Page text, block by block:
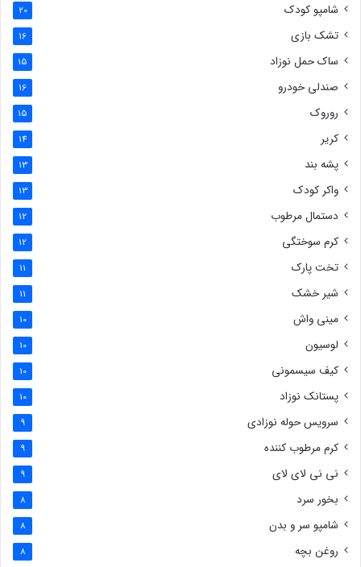
شامپو کودک 20
تشک بازی 16
ساک حمل نوزاد 15
صندلی خودرو 16
روروک 15
کریر 14
پشه بند 13
واکر کودک 13
دستمال مرطوب 12
کرم سوختگی 12
تخت پارک 11
شیر خشک 11
مینی واش 10
لوسیون 10
کیف سیسمونی 10
پستانک نوزاد 10
سرویس حوله نوزادی 9
کرم مرطوب کننده 9
نی نی لای لای 9
بخور سرد 8
شامپو سر و بدن 8
روغن بچه 8